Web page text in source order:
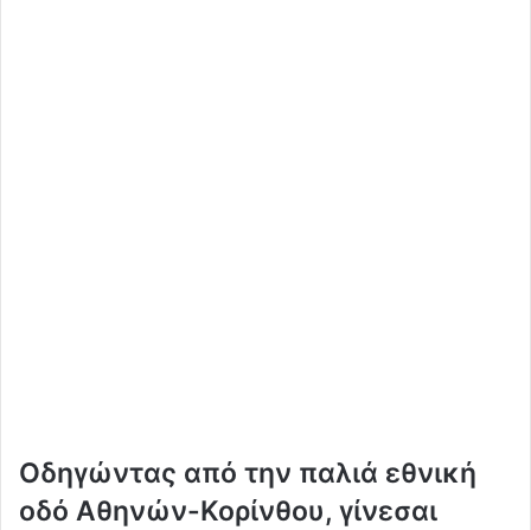
Οδηγώντας από την παλιά εθνική
οδό Αθηνών-Κορίνθου, γίνεσαι